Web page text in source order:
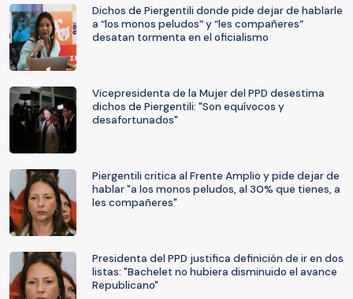
Dichos de Piergentili donde pide dejar de hablarle
a “los monos peludos” y “les compañeres”
desatan tormenta en el oficialismo
Vicepresidenta de la Mujer del PPD desestima
dichos de Piergentili: "Son equívocos y
desafortunados"
Piergentili critica al Frente Amplio y pide dejar de
hablar "a los monos peludos, al 30% que tienes, a
les compañeres"
Presidenta del PPD justifica definición de ir en dos
listas: "Bachelet no hubiera disminuido el avance
Republicano"